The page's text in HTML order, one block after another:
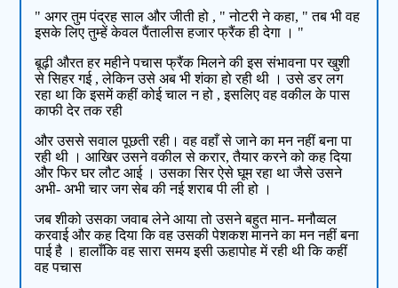
" अगर तुम पंद्रह साल और जीती हो , " नोटरी ने कहा, " तब भी वह
इसके लिए तुम्हें केवल पैंतालीस हजार फ्रैंक ही देगा । "
बूढ़ी औरत हर महीने पचास फ्रैंक मिलने की इस संभावना पर खुशी
से सिहर गई , लेकिन उसे अब भी शंका हो रही थी । उसे डर लग
रहा था कि इसमें कहीं कोई चाल न हो , इसलिए वह वकील के पास
काफी देर तक रही
और उससे सवाल पूछती रही। वह वहाँ से जाने का मन नहीं बना पा
रही थी । आखिर उसने वकील से करार, तैयार करने को कह दिया
और फिर घर लौट आई । उसका सिर ऐसे घूम रहा था जैसे उसने
अभी- अभी चार जग सेब की नई शराब पी ली हो ।
जब शीको उसका जवाब लेने आया तो उसने बहुत मान- मनौव्वल
करवाई और कह दिया कि वह उसकी पेशकश मानने का मन नहीं बना
पाई है । हालाँकि वह सारा समय इसी ऊहापोह में रही थी कि कहीं
वह पचास